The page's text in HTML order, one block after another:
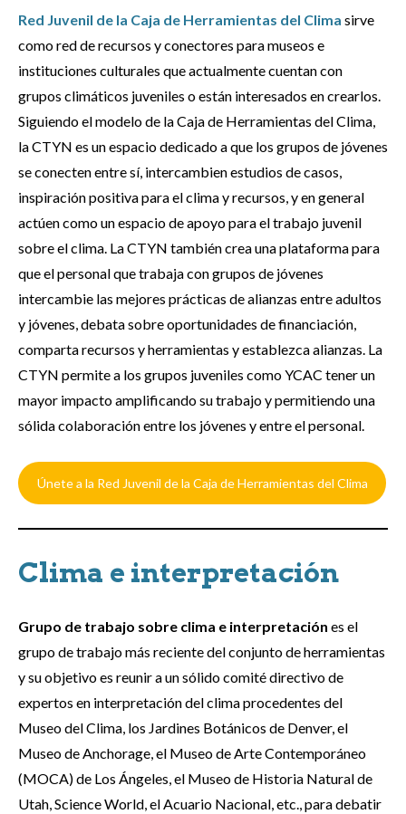
Red Juvenil de la Caja de Herramientas del Clima sirve
como red de recursos y conectores para museos e
instituciones culturales que actualmente cuentan con
grupos climáticos juveniles o están interesados en crearlos.
Siguiendo el modelo de la Caja de Herramientas del Clima,
la CTYN es un espacio dedicado a que los grupos de jóvenes
se conecten entre sí, intercambien estudios de casos,
inspiración positiva para el clima y recursos, y en general
actúen como un espacio de apoyo para el trabajo juvenil
sobre el clima. La CTYN también crea una plataforma para
que el personal que trabaja con grupos de jóvenes
intercambie las mejores prácticas de alianzas entre adultos
y jóvenes, debata sobre oportunidades de financiación,
comparta recursos y herramientas y establezca alianzas. La
CTYN permite a los grupos juveniles como YCAC tener un
mayor impacto amplificando su trabajo y permitiendo una
sólida colaboración entre los jóvenes y entre el personal.
Únete a la Red Juvenil de la Caja de Herramientas del Clima
Clima e interpretación
Grupo de trabajo sobre clima e interpretación es el
grupo de trabajo más reciente del conjunto de herramientas
y su objetivo es reunir a un sólido comité directivo de
expertos en interpretación del clima procedentes del
Museo del Clima, los Jardines Botánicos de Denver, el
Museo de Anchorage, el Museo de Arte Contemporáneo
(MOCA) de Los Ángeles, el Museo de Historia Natural de
Utah, Science World, el Acuario Nacional, etc., para debatir